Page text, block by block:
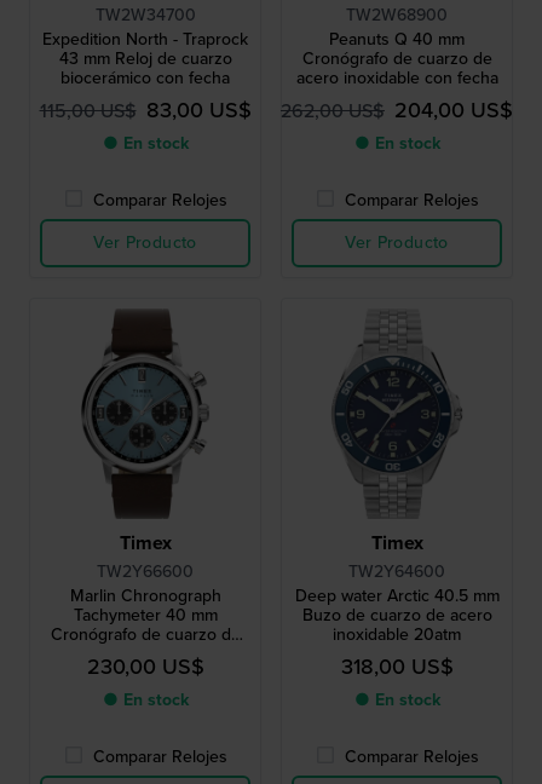
TW2W34700
Expedition North - Traprock
43 mm Reloj de cuarzo
biocerámico con fecha
115,00 US$ 83,00 US$
● En stock
Comparar Relojes
Ver Producto
TW2W68900
Peanuts Q 40 mm
Cronógrafo de cuarzo de
acero inoxidable con fecha
262,00 US$ 204,00 US$
● En stock
Comparar Relojes
Ver Producto
Timex
TW2Y66600
Marlin Chronograph
Tachymeter 40 mm
Cronógrafo de cuarzo de
acero inoxidable con fecha
230,00 US$
● En stock
Comparar Relojes
Timex
TW2Y64600
Deep water Arctic 40.5 mm
Buzo de cuarzo de acero
inoxidable 20atm
318,00 US$
● En stock
Comparar Relojes